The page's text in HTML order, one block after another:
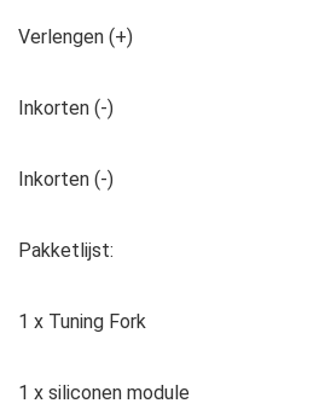
Verlengen (+)
Inkorten (-)
Inkorten (-)
Pakketlijst:
1 x Tuning Fork
1 x siliconen module